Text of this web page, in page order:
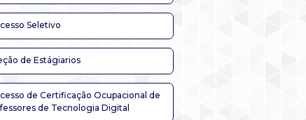
Seletivo
de Estágiarios
de Certificação Ocupacional de
de Tecnologia Digital